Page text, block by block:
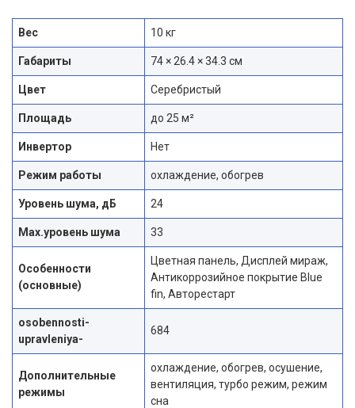
Вес 10 кг
Габариты 74 × 26.4 × 34.3 см
Цвет Серебристый
Площадь до 25 м²
Инвертор Нет
Режим работы охлаждение, обогрев
Уровень шума, дБ 24
Max.уровень шума 33
Особенности
(основные)
Цветная панель, Дисплей мираж,
Антикоррозийное покрытие Blue
fin, Авторестарт
osobennosti-
upravleniya-
684
Дополнительные
режимы
охлаждение, обогрев, осушение,
вентиляция, турбо режим, режим
сна